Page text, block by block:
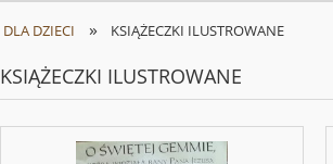
DLA DZIECI » KSIĄŻECZKI ILUSTROWANE
KSIĄŻECZKI ILUSTROWANE